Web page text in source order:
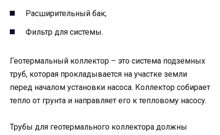
Расширительный бак;
Фильтр для системы.
Геотермальный коллектор – это система подземных
труб, которая прокладывается на участке земли
перед началом установки насоса. Коллектор собирает
тепло от грунта и направляет его к тепловому насосу.
Трубы для геотермального коллектора должны